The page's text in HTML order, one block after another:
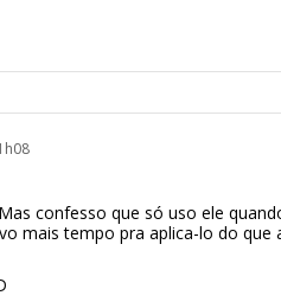
confesso que só uso ele
mais tempo pra aplica-lo do que